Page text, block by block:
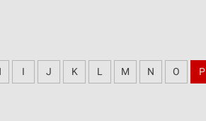
I J K L M N O P